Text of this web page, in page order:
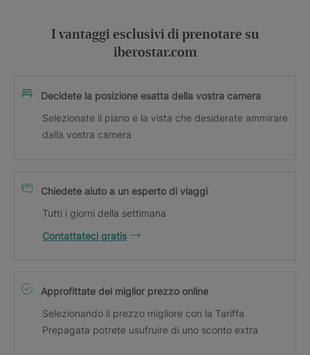
I vantaggi esclusivi di prenotare su
iberostar.com
Decidete la posizione esatta della vostra camera
Selezionate il piano e la vista che desiderate ammirare
dalla vostra camera
Chiedete aiuto a un esperto di viaggi
Tutti i giorni della settimana
Contattateci gratis
Approfittate del miglior prezzo online
Selezionando il prezzo migliore con la Tariffa
Prepagata potrete usufruire di uno sconto extra